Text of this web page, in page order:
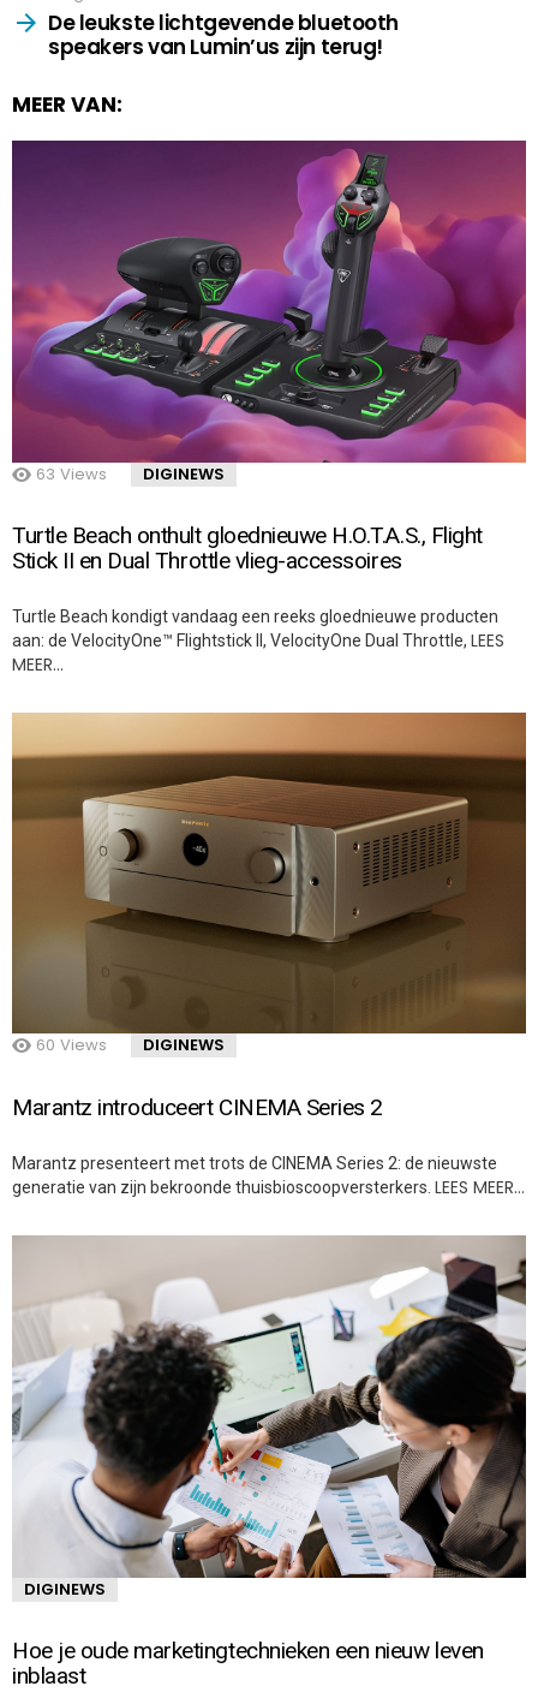
De leukste lichtgevende bluetooth
speakers van Lumin’us zijn terug!
MEER VAN:
63 Views DIGINEWS
Turtle Beach onthult gloednieuwe H.O.T.A.S., Flight
Stick II en Dual Throttle vlieg-accessoires
Turtle Beach kondigt vandaag een reeks gloednieuwe producten
aan: de VelocityOne™ Flightstick II, VelocityOne Dual Throttle, LEES
MEER…
60 Views DIGINEWS
Marantz introduceert CINEMA Series 2
Marantz presenteert met trots de CINEMA Series 2: de nieuwste
generatie van zijn bekroonde thuisbioscoopversterkers. LEES MEER…
DIGINEWS
Hoe je oude marketingtechnieken een nieuw leven
inblaast